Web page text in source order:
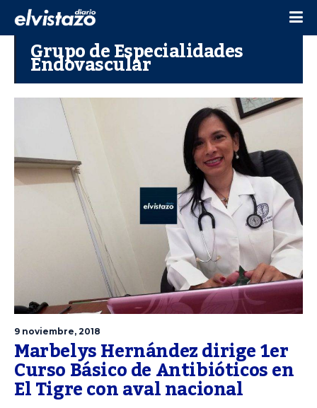
Grupo de Especialidades
Endovascular
9 noviembre, 2018
Marbelys Hernández dirige 1er
Curso Básico de Antibióticos en
El Tigre con aval nacional